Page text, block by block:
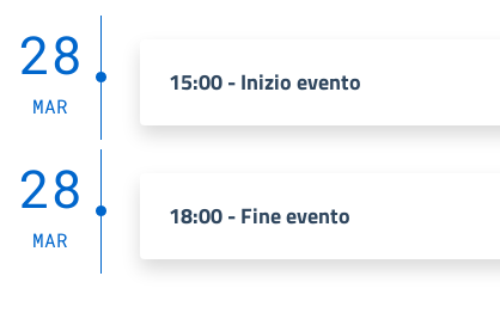
28
MAR
15:00 - Inizio evento
28
MAR
18:00 - Fine evento